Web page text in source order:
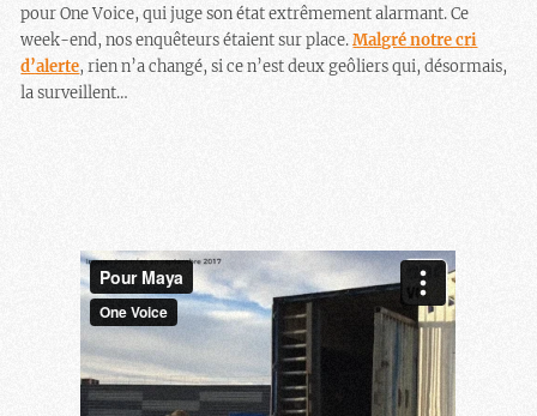
pour One Voice, qui juge son état extrêmement alarmant. Ce
week-end, nos enquêteurs étaient sur place.Malgré notre cri
d’alerte, rien n’a changé, si ce n’est deux geôliers qui, désormais,
la surveillent…